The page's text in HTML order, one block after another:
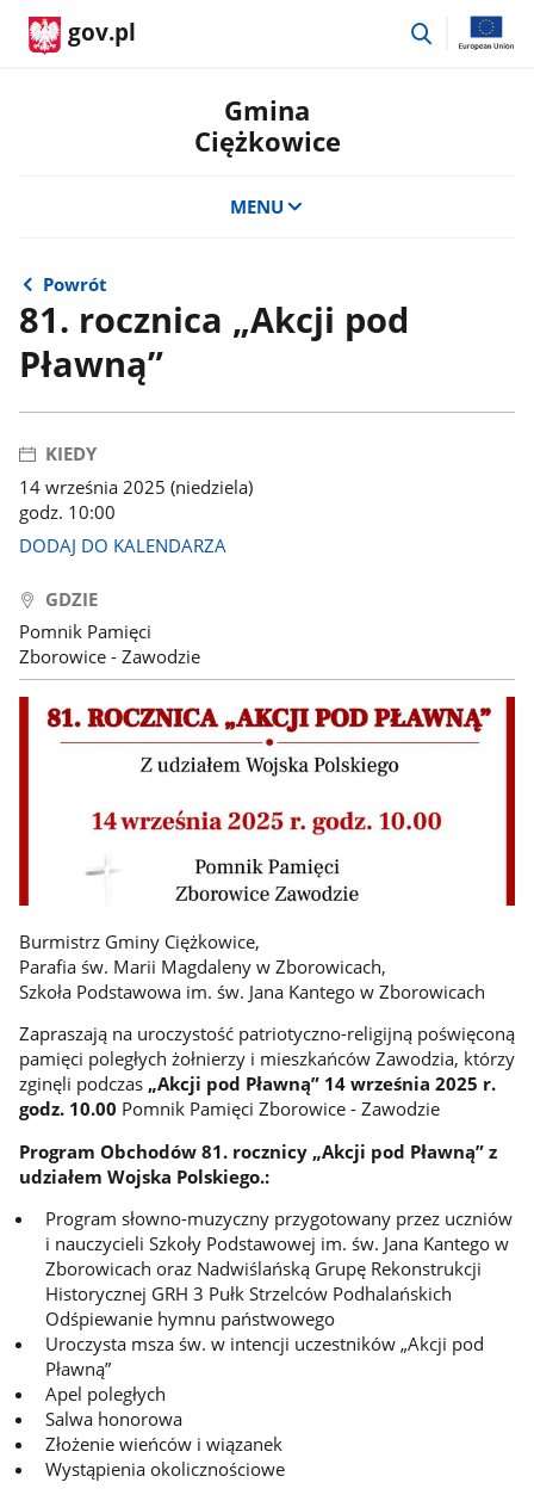
gov.pl
przejdź
Gmina
Ciężkowice
MENU
Powrót
81. rocznica „Akcji pod
Pławną”
KIEDY
14 września 2025 (niedziela)
godz. 10:00
DODAJ DO KALENDARZA
GDZIE
Pomnik Pamięci
Zborowice - Zawodzie
Burmistrz Gminy Ciężkowice,
Parafia św. Marii Magdaleny w Zborowicach,
Szkoła Podstawowa im. św. Jana Kantego w Zborowicach
Zapraszają na uroczystość patriotyczno-religijną poświęconą
pamięci poległych żołnierzy i mieszkańców Zawodzia, którzy
zginęli podczas „Akcji pod Pławną” 14 września 2025 r.
godz. 10.00 Pomnik Pamięci Zborowice - Zawodzie
Program Obchodów 81. rocznicy „Akcji pod Pławną” z
udziałem Wojska Polskiego.:
Program słowno-muzyczny przygotowany przez uczniów
i nauczycieli Szkoły Podstawowej im. św. Jana Kantego w
Zborowicach oraz Nadwiślańską Grupę Rekonstrukcji
Historycznej GRH 3 Pułk Strzelców Podhalańskich
Odśpiewanie hymnu państwowego
Uroczysta msza św. w intencji uczestników „Akcji pod
Pławną”
Apel poległych
Salwa honorowa
Złożenie wieńców i wiązanek
Wystąpienia okolicznościowe